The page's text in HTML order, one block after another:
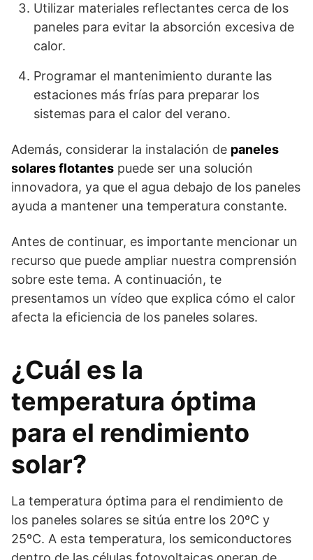
Utilizar materiales reflectantes cerca de los
paneles para evitar la absorción excesiva de
calor.
Programar el mantenimiento durante las
estaciones más frías para preparar los
sistemas para el calor del verano.
Además, considerar la instalación de paneles
solares flotantes puede ser una solución
innovadora, ya que el agua debajo de los paneles
ayuda a mantener una temperatura constante.
Antes de continuar, es importante mencionar un
recurso que puede ampliar nuestra comprensión
sobre este tema. A continuación, te
presentamos un vídeo que explica cómo el calor
afecta la eficiencia de los paneles solares.
¿Cuál es la
temperatura óptima
para el rendimiento
solar?
La temperatura óptima para el rendimiento de
los paneles solares se sitúa entre los 20ºC y
25ºC. A esta temperatura, los semiconductores